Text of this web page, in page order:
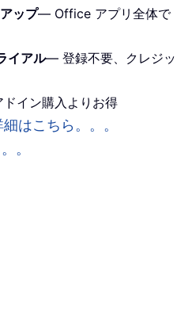
ップ— Office アプリ全体で
イアル— 登録不要、クレジッ
イン購入よりお得
はこちら。。。
。